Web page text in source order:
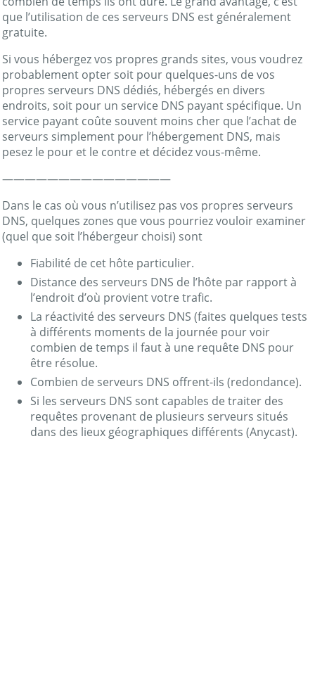
que l’utilisation de ces serveurs DNS est généralement
gratuite.
Si vous hébergez vos propres grands sites, vous voudrez
probablement opter soit pour quelques-uns de vos
propres serveurs DNS dédiés, hébergés en divers
endroits, soit pour un service DNS payant spécifique. Un
service payant coûte souvent moins cher que l’achat de
serveurs simplement pour l’hébergement DNS, mais
pesez le pour et le contre et décidez vous-même.
———————————————
Dans le cas où vous n’utilisez pas vos propres serveurs
DNS, quelques zones que vous pourriez vouloir examiner
(quel que soit l’hébergeur choisi) sont
Fiabilité de cet hôte particulier.
Distance des serveurs DNS de l’hôte par rapport à
l’endroit d’où provient votre trafic.
La réactivité des serveurs DNS (faites quelques tests
à différents moments de la journée pour voir
combien de temps il faut à une requête DNS pour
être résolue.
Combien de serveurs DNS offrent-ils (redondance).
Si les serveurs DNS sont capables de traiter des
requêtes provenant de plusieurs serveurs situés
dans des lieux géographiques différents (Anycast).